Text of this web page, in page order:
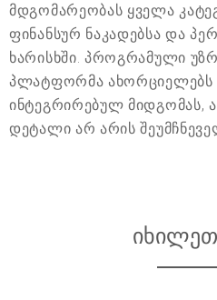
მდგომარეობას ყველა
ფინანსურ ნაკადებსა და
ხარისხში. პროგრამული
პლატფორმა ახორციელებს
ინტეგრირებულ მიდგომას,
დეტალი არ არის
იხილეთ